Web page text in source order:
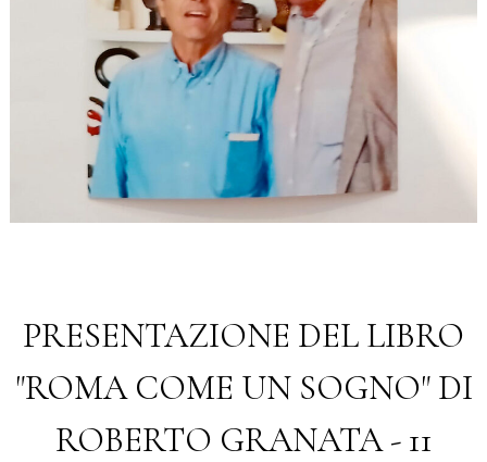
PRESENTAZIONE DEL LIBRO
"ROMA COME UN SOGNO" DI
ROBERTO GRANATA - 11